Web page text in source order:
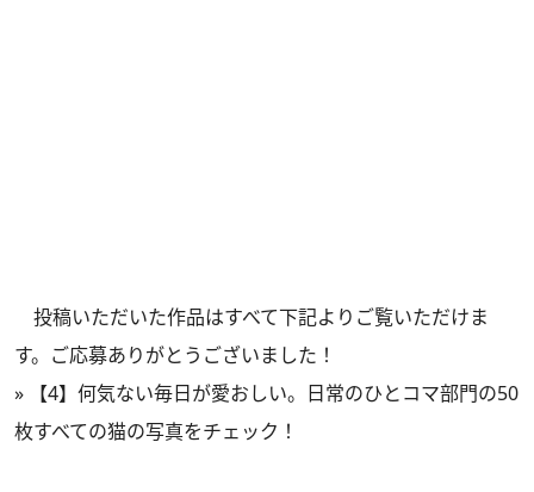
投稿いただいた作品はすべて下記よりご覧いただけま
す。ご応募ありがとうございました！
»
【4】何気ない毎日が愛おしい。日常のひとコマ部門の50
枚すべての猫の写真をチェック！